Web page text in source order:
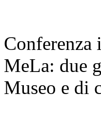
Conferenza
MeLa: due
Museo e di